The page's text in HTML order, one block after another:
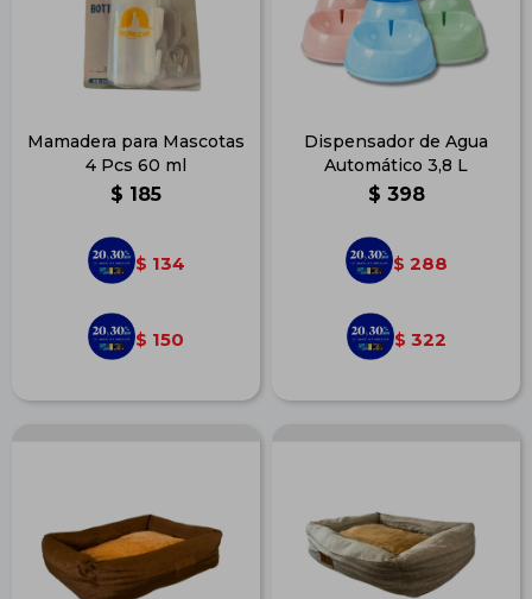
Mamadera para Mascotas
4 Pcs 60 ml
$ 185
$ 134
$ 150
Dispensador de Agua
Automático 3,8 L
$ 398
$ 288
$ 322